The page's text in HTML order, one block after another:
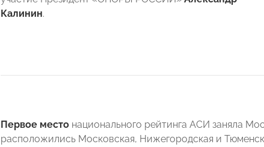
Калинин.
Первое место национального рейтинга АСИ заняла
расположились Московская, Нижегородская и